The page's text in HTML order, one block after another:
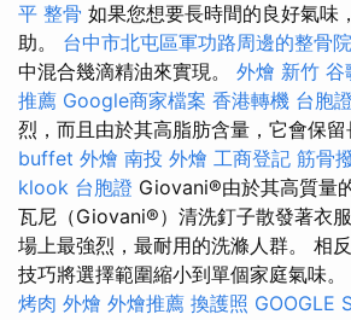
平 整骨 如果您想要長時間的良好氣味
助。 台中市北屯區軍功路周邊的整骨院
中混合幾滴精油來實現。 外燴 新竹 谷
推薦 Google商家檔案 香港轉機 台胞證
烈，而且由於其高脂肪含量，它會保留
buffet 外燴 南投 外燴 工商登記 筋骨
klook 台胞證 Giovani®由於其高質量
瓦尼（Giovani®）清洗釘子散發著衣服
場上最強烈，最耐用的洗滌人群。 相
技巧將選擇範圍縮小到單個家庭氣味。
烤肉 外燴 外燴推薦 換護照 GOOGLE